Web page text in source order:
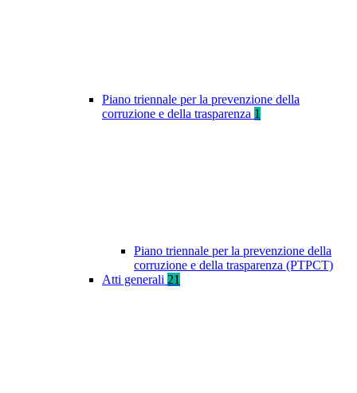
Piano triennale per la prevenzione della
corruzione e della trasparenza 1
Piano triennale per la prevenzione della
corruzione e della trasparenza (PTPCT)
Atti generali 21